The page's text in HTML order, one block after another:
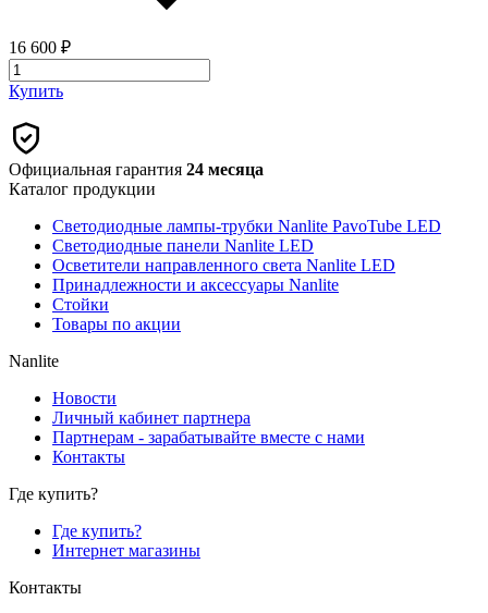
16 600 ₽
Купить
Официальная гарантия 24 месяца
Каталог продукции
Светодиодные лампы-трубки Nanlite PavoTube LED
Светодиодные панели Nanlite LED
Осветители направленного света Nanlite LED
Принадлежности и аксессуары Nanlite
Стойки
Товары по акции
Nanlite
Новости
Личный кабинет партнера
Партнерам - зарабатывайте вместе с нами
Контакты
Где купить?
Где купить?
Интернет магазины
Контакты